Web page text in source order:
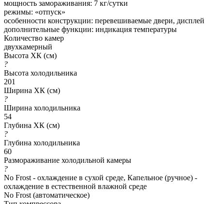
мощность замораживания: 7 кг/сутки
режимы: «отпуск»
особенности конструкции: перевешиваемые двери, дисплей
дополнительные функции: индикация температуры
Количество камер
двухкамерный
Высота ХК (см)
?
Высота холодильника
201
Ширина ХК (см)
?
Ширина холодильника
54
Глубина ХК (см)
?
Глубина холодильника
60
Размораживание холодильной камеры
?
No Frost - охлаждение в сухой среде, Капельное (ручное) -
охлаждение в естественной влажной среде
No Frost (автоматическое)